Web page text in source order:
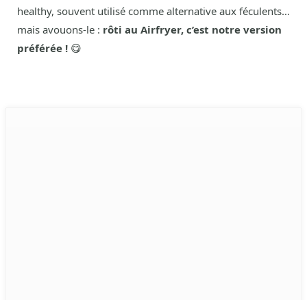
healthy, souvent utilisé comme alternative aux féculents…
mais avouons-le : rôti au Airfryer, c’est notre version
préférée ! 😋